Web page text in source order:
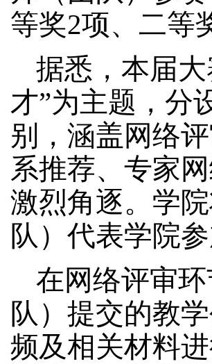
等奖2项、二等
据悉， 本届
才”为主题， 分
别，涵盖网络
系推荐、专家
激烈角逐。学
队）代表学院
在网络评审
队）提交的教
频及相关材料